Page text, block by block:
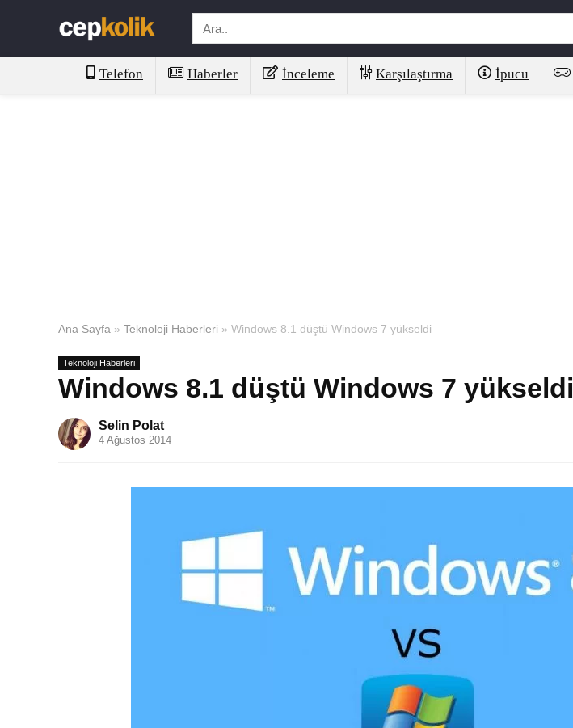
Telefon Haberler İnceleme Karşılaştırma İpucu
Ana Sayfa » Teknoloji Haberleri » Windows 8.1 düştü Windows 7 yükseldi
Teknoloji Haberleri
Windows 8.1 düştü Windows 7 yükseldi
Selin Polat
4 Ağustos 2014